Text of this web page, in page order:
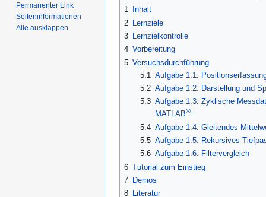
1
Inhalt
2
Lernziele
3 Lernzielkontrolle
4 Vorbereitung
5 Versuchsdurchführung
5.1
Aufgabe 1.1:
5.2 Aufgabe 1.2: Darstellung und
5.3 Aufgabe 1.3: Zyklische
MATLAB®
5.4 Aufgabe 1.4: Gleitendes
5.5 Aufgabe 1.5: Rekursives
5.6 Aufgabe 1.6: Filtervergleich
6 Tutorial zum Einstieg
7 Demos
8 Literatur
Permanenter Link
Seiten­­informationen
Alle ausklappen